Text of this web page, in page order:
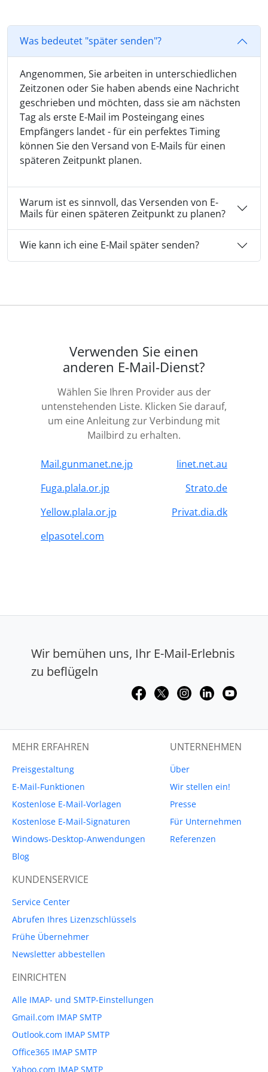
Was bedeutet "später senden"?
Angenommen, Sie arbeiten in unterschiedlichen
Zeitzonen oder Sie haben abends eine Nachricht
geschrieben und möchten, dass sie am nächsten
Tag als erste E-Mail im Posteingang eines
Empfängers landet - für ein perfektes Timing
können Sie den Versand von E-Mails für einen
späteren Zeitpunkt planen.
Warum ist es sinnvoll, das Versenden von E-
Mails für einen späteren Zeitpunkt zu planen?
Wie kann ich eine E-Mail später senden?
Verwenden Sie einen
anderen E-Mail-Dienst?
Wählen Sie Ihren Provider aus der
untenstehenden Liste. Klicken Sie darauf,
um eine Anleitung zur Verbindung mit
Mailbird zu erhalten.
Mail.gunmanet.ne.jp
Iinet.net.au
Fuga.plala.or.jp
Strato.de
Yellow.plala.or.jp
Privat.dia.dk
elpasotel.com
Wir bemühen uns, Ihr E-Mail-Erlebnis
zu beflügeln
MEHR ERFAHREN
Preisgestaltung
E-Mail-Funktionen
Kostenlose E-Mail-Vorlagen
Kostenlose E-Mail-Signaturen
Windows-Desktop-Anwendungen
Blog
UNTERNEHMEN
Über
Wir stellen ein!
Presse
Für Unternehmen
Referenzen
KUNDENSERVICE
Service Center
Abrufen Ihres Lizenzschlüssels
Frühe Übernehmer
Newsletter abbestellen
EINRICHTEN
Alle IMAP- und SMTP-Einstellungen
Gmail.com IMAP SMTP
Outlook.com IMAP SMTP
Office365 IMAP SMTP
Yahoo.com IMAP SMTP